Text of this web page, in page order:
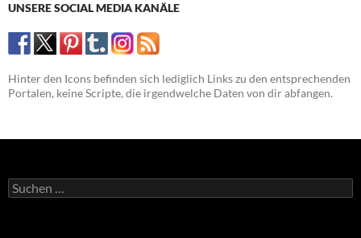
UNSERE SOCIAL MEDIA KANÄLE
Hinter den Icons befinden sich lediglich Links zu den entsprechenden
Portalen, keine Scripte, die irgendwelche Daten von dir abfangen.
Suchen
nach: